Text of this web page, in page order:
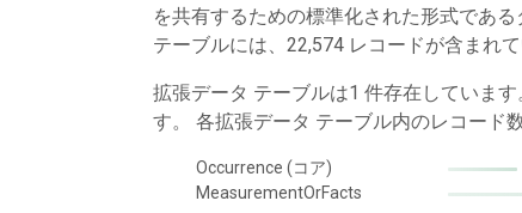
を共有するための標準化された形式であ
テーブルには、22,574 レコードが含まれて
拡張データ テーブルは1 件存在していま
す。 各拡張データ テーブル内のレコード
Occurrence (コア)
MeasurementOrFacts